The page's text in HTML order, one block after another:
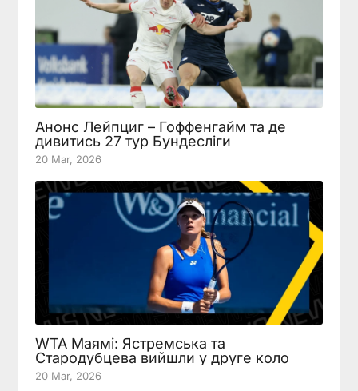
Анонс Лейпциг – Гоффенгайм та де
дивитись 27 тур Бундесліги
20 Mar, 2026
WTA Маямі: Ястремська та
Стародубцева вийшли у друге коло
20 Mar, 2026